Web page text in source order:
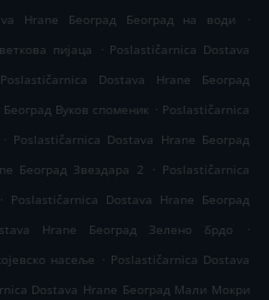
Hrane Београд Београд на води
.
пијаца
. Poslastičarnica Dostava
Poslastičarnica Dostava Hrane Београд
Вуков споменик . Poslastičarnica
. Poslastičarnica Dostava Hrane Београд
Београд Звездара 2 . Poslastičarnica
. Poslastičarnica Dostava Hrane Београд
Hrane Београд Зелено брдо
.
насеље . Poslastičarnica Dostava
Dostava Hrane Београд Мали Мокри